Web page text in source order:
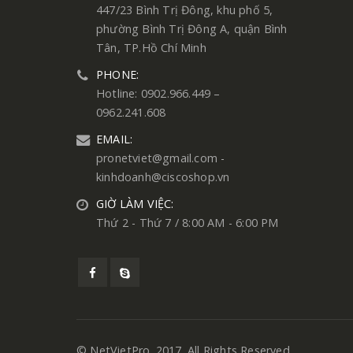
447/23 Bình Trị Đông, khu phố 5,
phường Bình Trị Đông A, quận Bình
Tân, TP.Hồ Chí Minh
PHONE:
Hotline: 0902.966.449 –
0962.241.608
EMAIL:
pronetviet@gmail.com -
kinhdoanh@ciscoshop.vn
GIỜ LÀM VIỆC:
Thứ 2 - Thứ 7 / 8:00 AM - 6:00 PM